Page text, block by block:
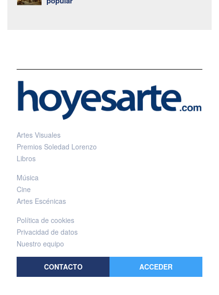
Artes Visuales
Premios Soledad Lorenzo
Libros
Música
Cine
Artes Escénicas
Política de cookies
Privacidad de datos
Nuestro equipo
CONTACTO ACCEDER